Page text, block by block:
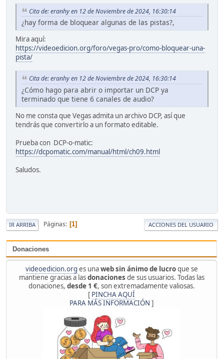
Donaciones
videoedicion.org es unaweb sin ánimo de lucroque se
mantiene gracias a lasdonaciones de sus usuarios. Todas las
donaciones, desde 1 €, son extremadamente valiosas.
[ PINCHA AQUÍ
PARA MÁS INFORMACIÓN ]
Cita de: eranhy en 12 de Noviembre de 2024, 16:30:14
¿hay forma de bloquear algunas de las pistas?,
Mira aquí:
https://videoedicion.org/foro/vegas-pro/como-bloquear-una-
pista/
Cita de: eranhy en 12 de Noviembre de 2024, 16:30:14
¿Cómo hago para abrir o importar un DCP ya
terminado que tiene 6 canales de audio?
No me consta que Vegas admita un archivo DCP, así que
tendrás que convertirlo a un formato editable.
Prueba con DCP-o-matic:
https://dcpomatic.com/manual/html/ch09.html
Saludos.
IR ARRIBA Páginas 1 ACCIONES DEL USUARIO